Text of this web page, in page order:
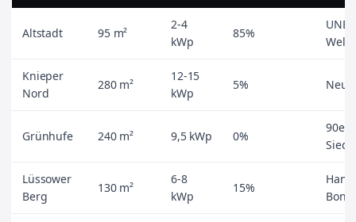
Altstadt 95 m²
2-4
kWp
85%
Knieper
Nord
280 m²
12-15
kWp
5%
Grünhufe 240 m² 9,5 kWp 0%
90er-
Lüssower
Berg
130 m²
6-8
kWp
15%